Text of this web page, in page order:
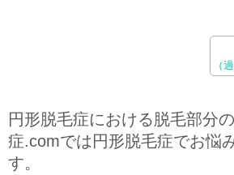
（
円形脱毛症における脱毛部分
症.comでは円形脱毛症でお悩
す。